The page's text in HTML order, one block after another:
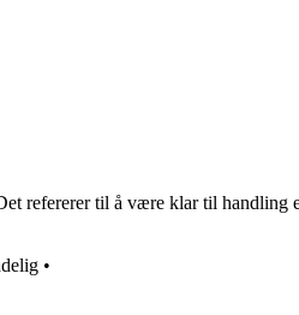
refererer til å være klar til
•